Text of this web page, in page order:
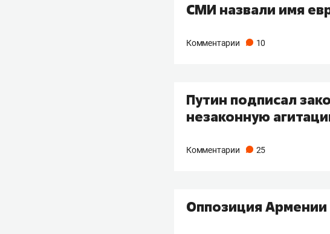
СМИ назвали имя
Комментарии 10
Путин подписал
незаконную
Комментарии 25
Оппозиция